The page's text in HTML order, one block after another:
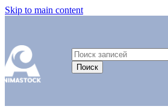
Skip to main content
Поиск